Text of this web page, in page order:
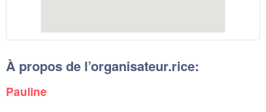
À propos de l’organisateur.rice:
Pauline